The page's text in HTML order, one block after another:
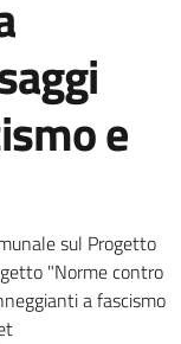
e
sul Progetto
"Norme contro
a fascismo